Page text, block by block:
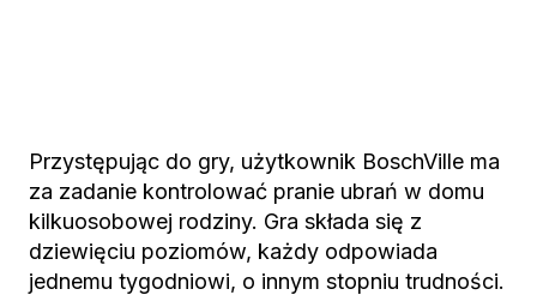
Przystępując do gry, użytkownik BoschVille ma
za zadanie kontrolować pranie ubrań w domu
kilkuosobowej rodziny. Gra składa się z
dziewięciu poziomów, każdy odpowiada
jednemu tygodniowi, o innym stopniu trudności.